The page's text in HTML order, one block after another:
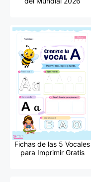
Fichas de las 5 Vocales
para Imprimir Gratis